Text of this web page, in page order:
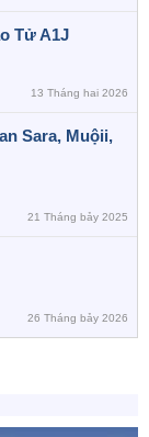
Tử A1J
13 Tháng hai 2026
Sara, Muộii,
21 Tháng bảy 2025
26 Tháng bảy 2026